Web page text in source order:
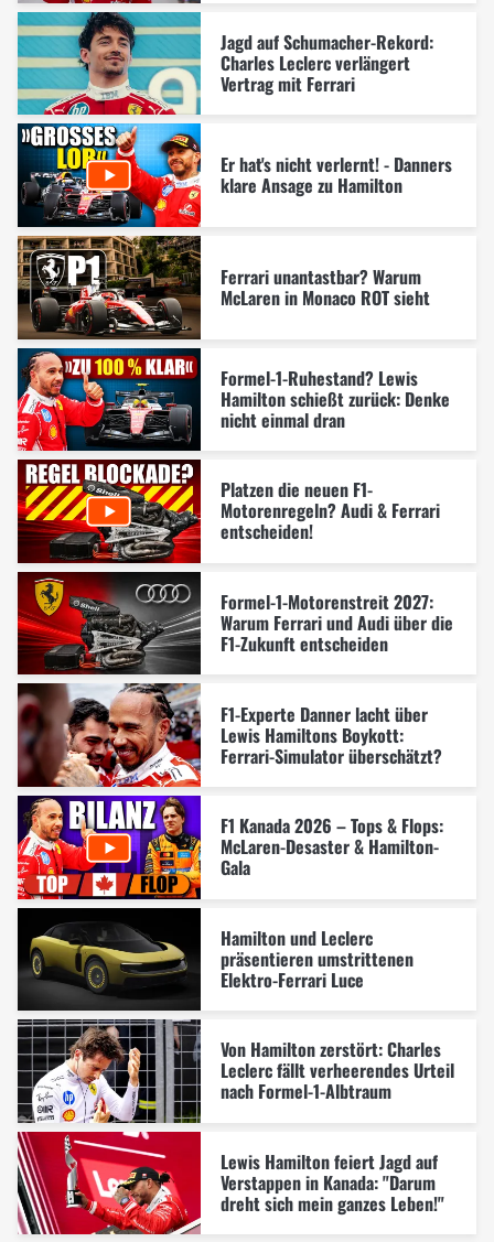
Jagd auf Schumacher-Rekord:
Charles Leclerc verlängert
Vertrag mit Ferrari
Er hat's nicht verlernt! - Danners
klare Ansage zu Hamilton
Ferrari unantastbar? Warum
McLaren in Monaco ROT sieht
Formel-1-Ruhestand? Lewis
Hamilton schießt zurück: Denke
nicht einmal dran
Platzen die neuen F1-
Motorenregeln? Audi & Ferrari
entscheiden!
Formel-1-Motorenstreit 2027:
Warum Ferrari und Audi über die
F1-Zukunft entscheiden
F1-Experte Danner lacht über
Lewis Hamiltons Boykott:
Ferrari-Simulator überschätzt?
F1 Kanada 2026 – Tops & Flops:
McLaren-Desaster & Hamilton-
Gala
Hamilton und Leclerc
präsentieren umstrittenen
Elektro-Ferrari Luce
Von Hamilton zerstört: Charles
Leclerc fällt verheerendes Urteil
nach Formel-1-Albtraum
Lewis Hamilton feiert Jagd auf
Verstappen in Kanada: "Darum
dreht sich mein ganzes Leben!"